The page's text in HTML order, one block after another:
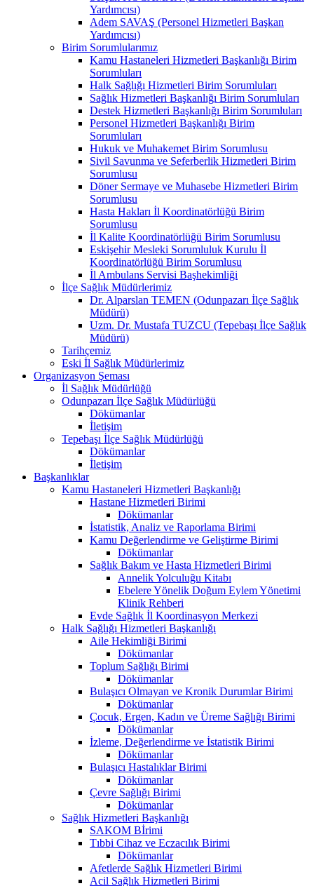
Yardımcısı)
Adem SAVAŞ (Personel Hizmetleri Başkan
Yardımcısı)
Birim Sorumlularımız
Kamu Hastaneleri Hizmetleri Başkanlığı Birim
Sorumluları
Halk Sağlığı Hizmetleri Birim Sorumluları
Sağlık Hizmetleri Başkanlığı Birim Sorumluları
Destek Hizmetleri Başkanlığı Birim Sorumluları
Personel Hizmetleri Başkanlığı Birim
Sorumluları
Hukuk ve Muhakemet Birim Sorumlusu
Sivil Savunma ve Seferberlik Hizmetleri Birim
Sorumlusu
Döner Sermaye ve Muhasebe Hizmetleri Birim
Sorumlusu
Hasta Hakları İl Koordinatörlüğü Birim
Sorumlusu
İl Kalite Koordinatörlüğü Birim Sorumlusu
Eskişehir Mesleki Sorumluluk Kurulu İl
Koordinatörlüğü Birim Sorumlusu
İl Ambulans Servisi Başhekimliği
İlçe Sağlık Müdürlerimiz
Dr. Alparslan TEMEN (Odunpazarı İlçe Sağlık
Müdürü)
Uzm. Dr. Mustafa TUZCU (Tepebaşı İlçe Sağlık
Müdürü)
Tarihçemiz
Eski İl Sağlık Müdürlerimiz
Organizasyon Şeması
İl Sağlık Müdürlüğü
Odunpazarı İlçe Sağlık Müdürlüğü
Dökümanlar
İletişim
Tepebaşı İlçe Sağlık Müdürlüğü
Dökümanlar
İletişim
Başkanlıklar
Kamu Hastaneleri Hizmetleri Başkanlığı
Hastane Hizmetleri Birimi
Dökümanlar
İstatistik, Analiz ve Raporlama Birimi
Kamu Değerlendirme ve Geliştirme Birimi
Dökümanlar
Sağlık Bakım ve Hasta Hizmetleri Birimi
Annelik Yolculuğu Kitabı
Ebelere Yönelik Doğum Eylem Yönetimi
Klinik Rehberi
Evde Sağlık İl Koordinasyon Merkezi
Halk Sağlığı Hizmetleri Başkanlığı
Aile Hekimliği Birimi
Dökümanlar
Toplum Sağlığı Birimi
Dökümanlar
Bulaşıcı Olmayan ve Kronik Durumlar Birimi
Dökümanlar
Çocuk, Ergen, Kadın ve Üreme Sağlığı Birimi
Dökümanlar
İzleme, Değerlendirme ve İstatistik Birimi
Dökümanlar
Bulaşıcı Hastalıklar Birimi
Dökümanlar
Çevre Sağlığı Birimi
Dökümanlar
Sağlık Hizmetleri Başkanlığı
SAKOM Bİrimi
Tıbbi Cihaz ve Eczacılık Birimi
Dökümanlar
Afetlerde Sağlık Hizmetleri Birimi
Acil Sağlık Hizmetleri Birimi